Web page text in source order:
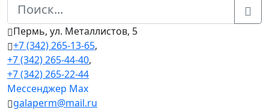
Пермь, ул. Металлистов, 5
+7 (342) 265-13-65,
+7 (342) 265-44-40,
+7 (342) 265-22-44
Мессенджер Мах
galaperm@mail.ru